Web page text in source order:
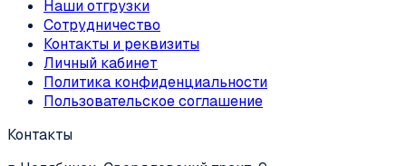
Наши отгрузки
Сотрудничество
Контакты и реквизиты
Личный кабинет
Политика конфиденциальности
Пользовательское соглашение
Контакты